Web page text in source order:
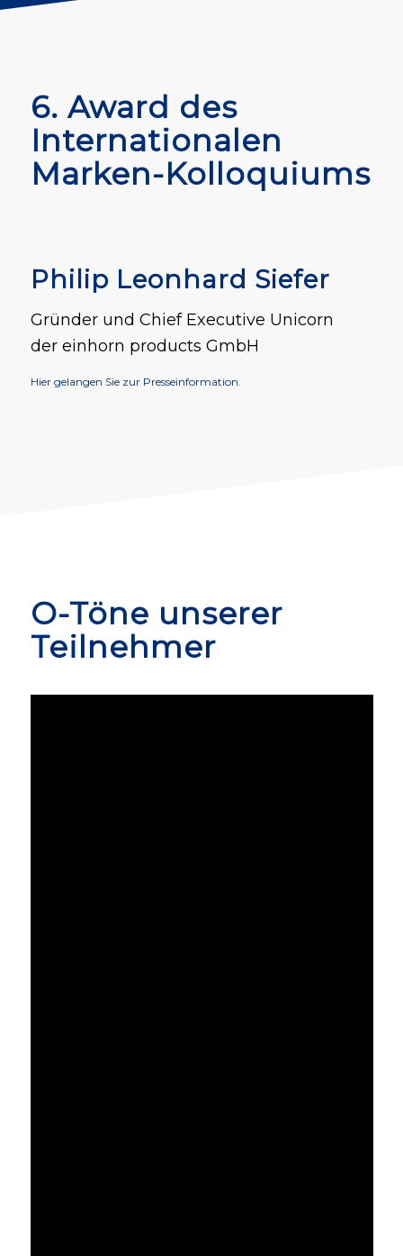
6. Award des
Internationalen
Marken-Kolloquiums
Philip Leonhard Siefer
Gründer und Chief Executive Unicorn
der einhorn products GmbH
Hier gelangen Sie zur Presseinformation.
O-Töne unserer
Teilnehmer